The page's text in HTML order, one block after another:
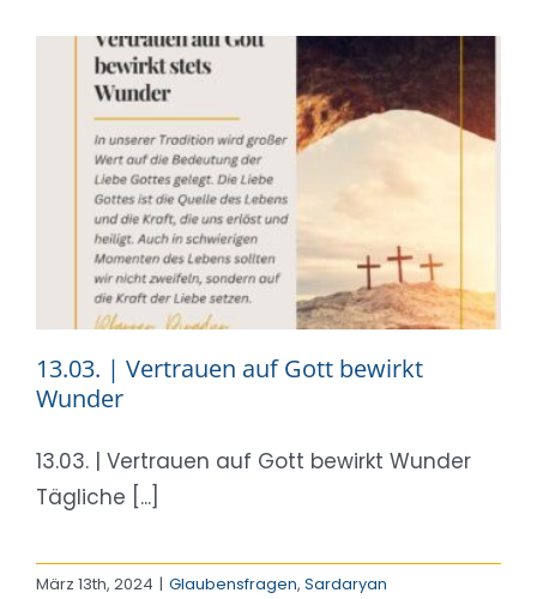
13.03. | Vertrauen auf Gott bewirkt
Wunder
13.03. | Vertrauen auf Gott bewirkt Wunder
Tägliche [...]
März 13th, 2024 | Glaubensfragen, Sardaryan